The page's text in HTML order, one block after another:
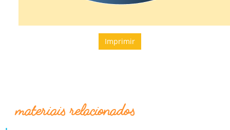
Imprimir
materiais relacionados